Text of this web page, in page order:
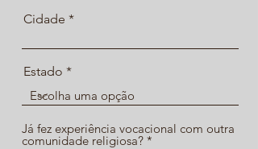
Cidade
Estado
Já fez experiência vocacional com outra
comunidade religiosa? *